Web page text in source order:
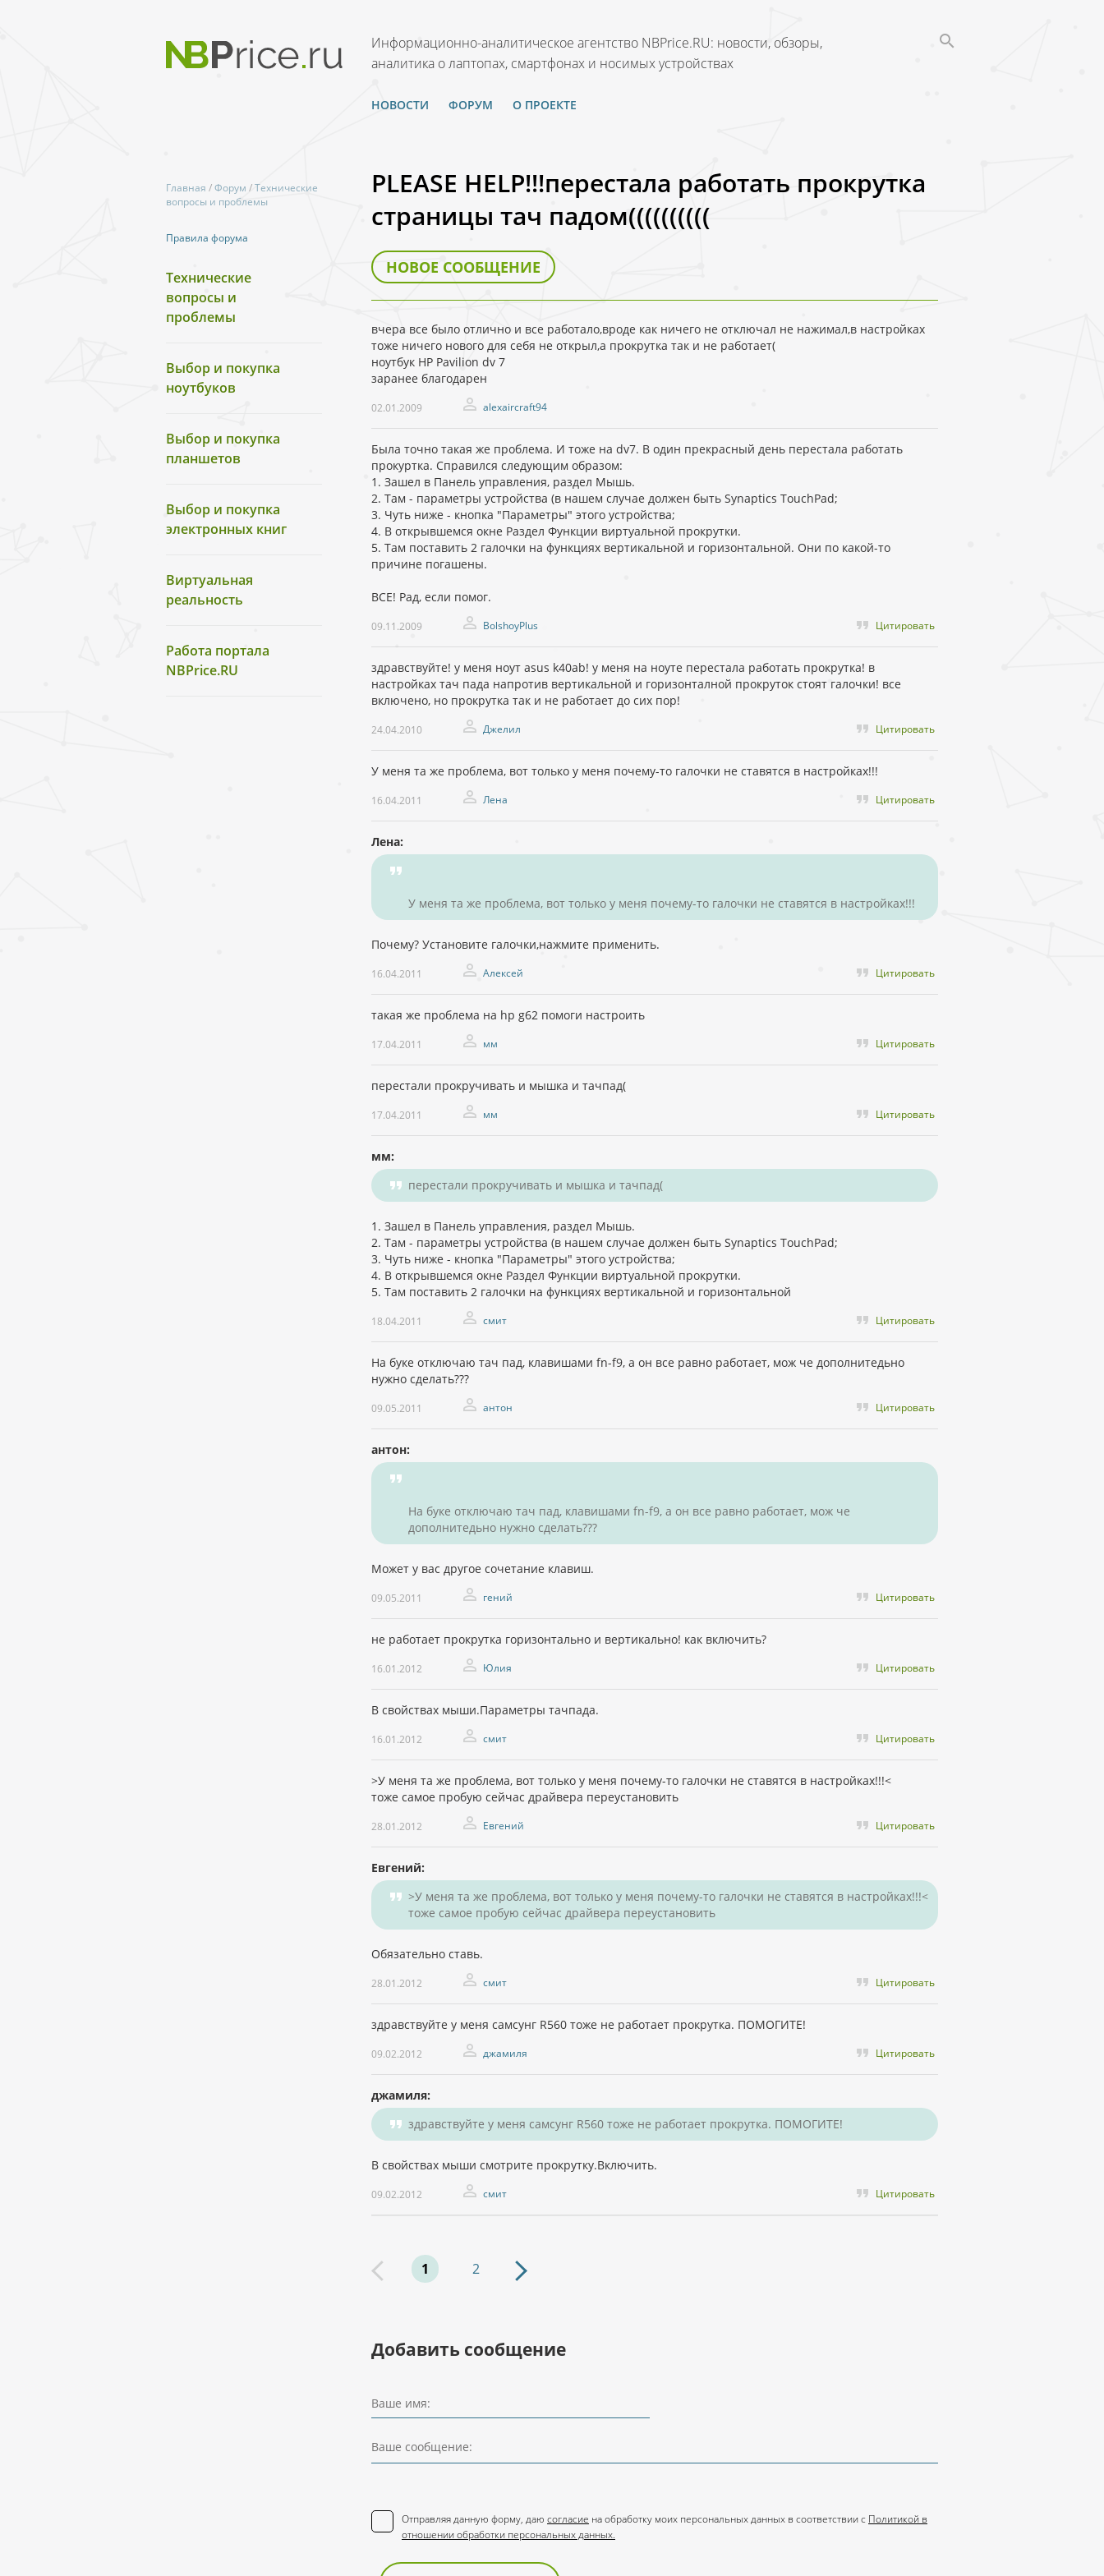
Информационно-аналитическое агентство NBPrice.RU: новости, обзоры,
аналитика о лаптопах, смартфонах и носимых устройствах
НОВОСТИ ФОРУМ О ПРОЕКТЕ
Главная /Форум /Технические
вопросы и проблемы
Правила форума
Технические
вопросы и
проблемы
Выбор и покупка
ноутбуков
Выбор и покупка
планшетов
Выбор и покупка
электронных книг
Виртуальная
реальность
Работа портала
NBPrice.RU
PLEASE HELP!!!перестала работать прокрутка
страницы тач падом((((((((((
НОВОЕ СООБЩЕНИЕ
вчера все было отлично и все работало,вроде как ничего не отключал не нажимал,в настройках
тоже ничего нового для себя не открыл,а прокрутка так и не работает(
ноутбук HP Pavilion dv 7
заранее благодарен
02.01.2009 alexaircraft94
Была точно такая же проблема. И тоже на dv7. В один прекрасный день перестала работать
прокуртка. Справился следующим образом:
1. Зашел в Панель управления, раздел Мышь.
2. Там - параметры устройства (в нашем случае должен быть Synaptics TouchPad;
3. Чуть ниже - кнопка "Параметры" этого устройства;
4. В открывшемся окне Раздел Функции виртуальной прокрутки.
5. Там поставить 2 галочки на функциях вертикальной и горизонтальной. Они по какой-то
причине погашены.
ВСЕ! Рад, если помог.
09.11.2009 BolshoyPlus Цитировать
здравствуйте! у меня ноут asus k40ab! у меня на ноуте перестала работать прокрутка! в
настройках тач пада напротив вертикальной и горизонталной прокруток стоят галочки! все
включено, но прокрутка так и не работает до сих пор!
24.04.2010 Джелил Цитировать
У меня та же проблема, вот только у меня почему-то галочки не ставятся в настройках!!!
16.04.2011 Лена Цитировать
Лена:
У меня та же проблема, вот только у меня почему-то галочки не ставятся в настройках!!!
Почему? Установите галочки,нажмите применить.
16.04.2011 Алексей Цитировать
такая же проблема на hp g62 помоги настроить
17.04.2011 мм Цитировать
перестали прокручивать и мышка и тачпад(
17.04.2011 мм Цитировать
мм:
перестали прокручивать и мышка и тачпад(
1. Зашел в Панель управления, раздел Мышь.
2. Там - параметры устройства (в нашем случае должен быть Synaptics TouchPad;
3. Чуть ниже - кнопка "Параметры" этого устройства;
4. В открывшемся окне Раздел Функции виртуальной прокрутки.
5. Там поставить 2 галочки на функциях вертикальной и горизонтальной
18.04.2011 смит Цитировать
На буке отключаю тач пад, клавишами fn-f9, а он все равно работает, мож че дополнитедьно
нужно сделать???
09.05.2011 антон Цитировать
антон:
На буке отключаю тач пад, клавишами fn-f9, а он все равно работает, мож че
дополнитедьно нужно сделать???
Может у вас другое сочетание клавиш.
09.05.2011 гений Цитировать
не работает прокрутка горизонтально и вертикально! как включить?
16.01.2012 Юлия Цитировать
В свойствах мыши.Параметры тачпада.
16.01.2012 смит Цитировать
>У меня та же проблема, вот только у меня почему-то галочки не ставятся в настройках!!!<
тоже самое пробую сейчас драйвера переустановить
28.01.2012 Евгений Цитировать
Евгений:
>У меня та же проблема, вот только у меня почему-то галочки не ставятся в настройках!!!<
тоже самое пробую сейчас драйвера переустановить
Обязательно ставь.
28.01.2012 смит Цитировать
здравствуйте у меня самсунг R560 тоже не работает прокрутка. ПОМОГИТЕ!
09.02.2012 джамиля Цитировать
джамиля:
здравствуйте у меня самсунг R560 тоже не работает прокрутка. ПОМОГИТЕ!
В свойствах мыши смотрите прокрутку.Включить.
09.02.2012 смит Цитировать
1 2
Добавить сообщение
Ваше имя:
Ваше сообщение:
Отправляя данную форму, даю согласие на обработку моих персональных данных в соответствии с Политикой в
отношении обработки персональных данных.